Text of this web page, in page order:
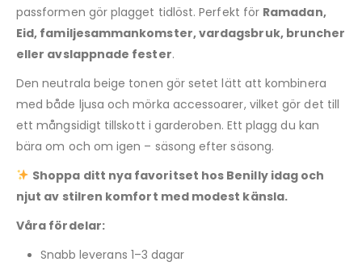
passformen gör plagget tidlöst. Perfekt för Ramadan,
Eid, familjesammankomster, vardagsbruk, bruncher
eller avslappnade fester.
Den neutrala beige tonen gör setet lätt att kombinera
med både ljusa och mörka accessoarer, vilket gör det till
ett mångsidigt tillskott i garderoben. Ett plagg du kan
bära om och om igen – säsong efter säsong.
Shoppa ditt nya favoritset hos Benilly idag och
njut av stilren komfort med modest känsla.
Våra fördelar:
Snabb leverans 1–3 dagar